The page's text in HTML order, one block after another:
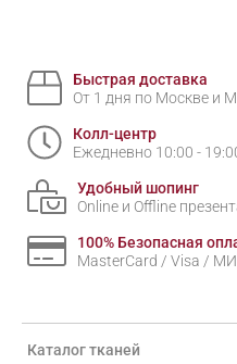
Быстрая доставка
От 1 дня по Москве и
Колл-центр
Ежедневно 10:00 -
Удобный шопинг
Online и Offline
100% Безопасная
MasterCard / Visa /
Каталог тканей